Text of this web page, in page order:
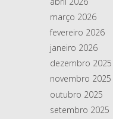
março 2026
fevereiro 2026
janeiro 2026
dezembro 2025
novembro 2025
outubro 2025
setembro 2025